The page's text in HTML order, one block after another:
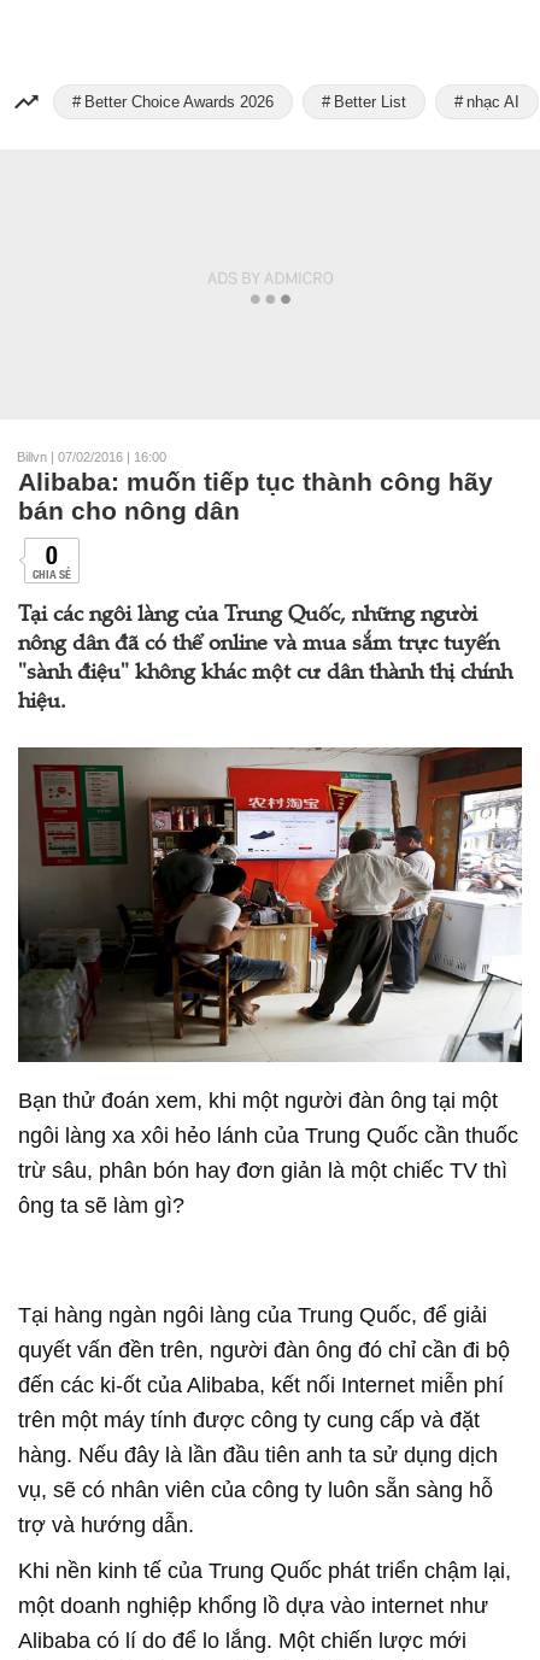
Better Choice Awards 2026 Better List nhạc AI
Billvn | 07/02/2016 | 16:00
Alibaba: muốn tiếp tục thành công hãy
bán cho nông dân
0
CHIA SẺ
Tại các ngôi làng của Trung Quốc, những người
nông dân đã có thể online và mua sắm trực tuyến
"sành điệu" không khác một cư dân thành thị chính
hiệu.
Bạn thử đoán xem, khi một người đàn ông tại một
ngôi làng xa xôi hẻo lánh của Trung Quốc cần thuốc
trừ sâu, phân bón hay đơn giản là một chiếc TV thì
ông ta sẽ làm gì?
Tại hàng ngàn ngôi làng của Trung Quốc, để giải
quyết vấn đền trên, người đàn ông đó chỉ cần đi bộ
đến các ki-ốt của Alibaba, kết nối Internet miễn phí
trên một máy tính được công ty cung cấp và đặt
hàng. Nếu đây là lần đầu tiên anh ta sử dụng dịch
vụ, sẽ có nhân viên của công ty luôn sẵn sàng hỗ
trợ và hướng dẫn.
Khi nền kinh tế của Trung Quốc phát triển chậm lại,
một doanh nghiệp khổng lồ dựa vào internet như
Alibaba có lí do để lo lắng. Một chiến lược mới